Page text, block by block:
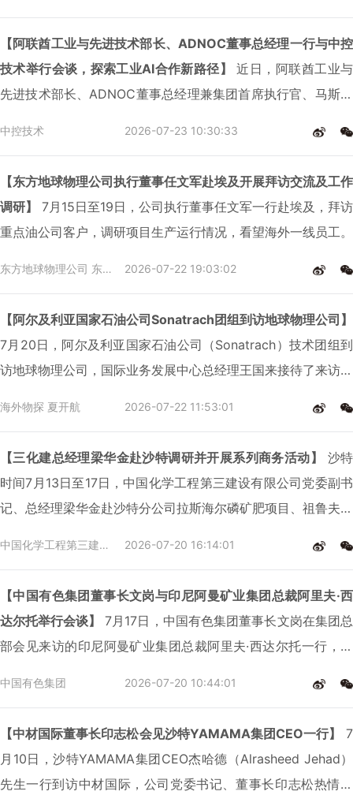
【阿联酋工业与先进技术部长、ADNOC董事总经理一行与中控
技术举行会谈，探索工业AI合作新路径】
近日，阿联酋工业与
先进技术部长、ADNOC董事总经理兼集团首席执行官、马斯达
中控技术 2026-07-23 10:30:33
【东方地球物理公司执行董事任文军赴埃及开展拜访交流及工作
调研】
7月15日至19日，公司执行董事任文军一行赴埃及，拜访
重点油公司客户，调研项目生产运行情况，看望海外一线员工。
东方地球物理公司 东方物探公司 2026-07-22 19:03:02
【阿尔及利亚国家石油公司Sonatrach团组到访地球物理公司】
7月20日，阿尔及利亚国家石油公司（Sonatrach）技术团组到
访地球物理公司，国际业务发展中心总经理王国来接待了来访团
海外物探 夏开航 2026-07-22 11:53:01
【三化建总经理梁华金赴沙特调研并开展系列商务活动】
沙特
时间7月13日至17日，中国化学工程第三建设有限公司党委副书
记、总经理梁华金赴沙特分公司拉斯海尔磷矿肥项目、祖鲁夫油
中国化学工程第三建设有限公司 2026-07-20 16:14:01
【中国有色集团董事长文岗与印尼阿曼矿业集团总裁阿里夫·西
达尔托举行会谈】
7月17日，中国有色集团董事长文岗在集团总
部会见来访的印尼阿曼矿业集团总裁阿里夫·西达尔托一行，双
中国有色集团 2026-07-20 10:44:01
【中材国际董事长印志松会见沙特YAMAMA集团CEO一行】
7
月10日，沙特YAMAMA集团CEO杰哈德（Alrasheed Jehad）
先生一行到访中材国际，公司党委书记、董事长印志松热情接